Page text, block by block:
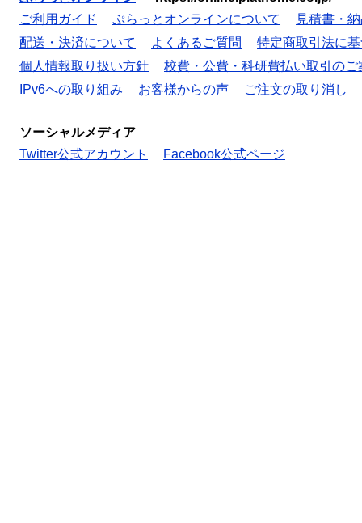
ご利用ガイド
ぷらっとオンラインについて
見積書・
配送・決済について
よくあるご質問
特定商取引法に
個人情報取り扱い方針
校費・公費・科研費払い取引のご
IPv6への取り組み
お客様からの声 ご注文の取り消し
ソーシャルメディア
Twitter公式アカウント
Facebook公式ページ